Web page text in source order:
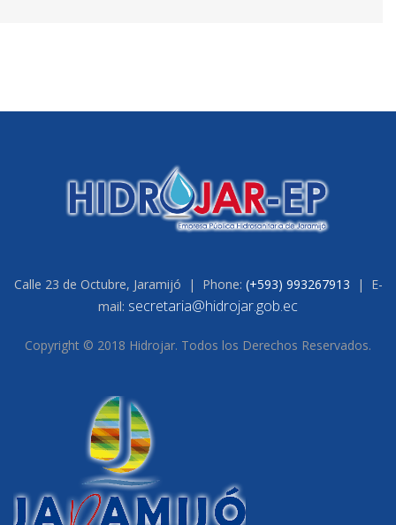
Calle 23 de Octubre, Jaramijó | Phone: (+593) 993267913 | E-
mail: secretaria@hidrojar.gob.ec
Copyright © 2018 Hidrojar. Todos los Derechos Reservados.